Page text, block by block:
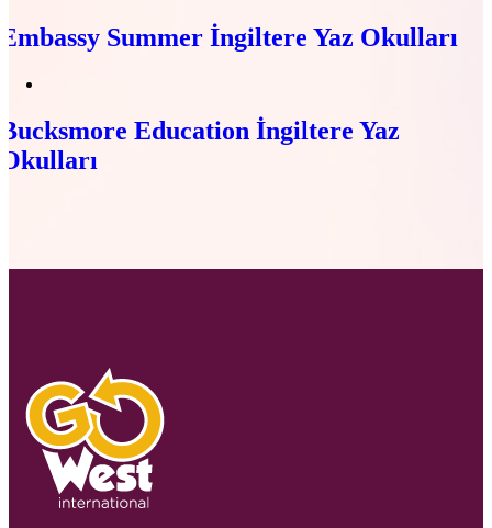
Embassy Summer İngiltere Yaz Okulları
Bucksmore Education İngiltere Yaz
Okulları